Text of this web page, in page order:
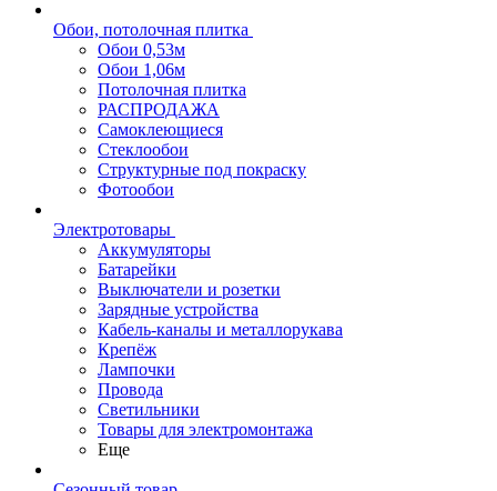
Обои, потолочная плитка
Обои 0,53м
Обои 1,06м
Потолочная плитка
РАСПРОДАЖА
Самоклеющиеся
Стеклообои
Структурные под покраску
Фотообои
Электротовары
Аккумуляторы
Батарейки
Выключатели и розетки
Зарядные устройства
Кабель-каналы и металлорукава
Крепёж
Лампочки
Провода
Светильники
Товары для электромонтажа
Еще